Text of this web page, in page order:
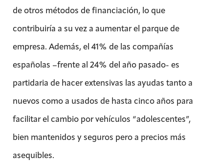
de otros métodos de financiación, lo que
contribuiría a su vez a aumentar el parque de
empresa. Además, el 41% de las compañías
españolas –frente al 24% del año pasado- es
partidaria de hacer extensivas las ayudas tanto a
nuevos como a usados de hasta cinco años para
facilitar el cambio por vehículos “adolescentes”,
bien mantenidos y seguros pero a precios más
asequibles.